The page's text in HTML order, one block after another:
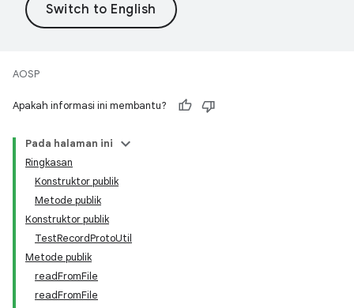
AOSP
Apakah informasi ini membantu?
Pada halaman ini
Ringkasan
Konstruktor publik
Metode publik
Konstruktor publik
TestRecordProtoUtil
Metode publik
readFromFile
readFromFile